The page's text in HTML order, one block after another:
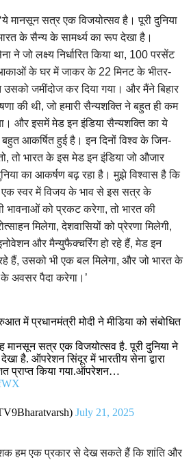
मानसून सत्र एक विजयोत्सव है। पूरी दुनिया
के सैन्य के सामर्थ्य का रूप देखा है।
ने जो लक्ष्य निर्धारित किया था, 100 परसेंट
के घर में जाकर के 22 मिनट के भीतर-
जमींदोज कर दिया गया। और मैंने बिहार
की थी, जो हमारी सैन्यशक्ति ने बहुत ही कम
और इसमें मेड इन इंडिया सैन्यशक्ति का ये
आकर्षित हुई है। इन दिनों विश्व के जिन-
तो भारत के इस मेड इन इंडिया जो औजार
का आकर्षण बढ़ रहा है। मुझे विश्वास है कि
स्वर में विजय के भाव से इस सत्र के
भावनाओं को प्रकट करेगा, तो भारत की
मिलेगा, देशवासियों को प्रेरणा मिलेगी,
और मैन्युफैक्चरिंग हो रहे हैं, मेड इन
हैं, उसको भी एक बल मिलेगा, और जो भारत के
के अवसर पैदा करेगा।’
में प्रधानमंत्री मोदी ने मीडिया को संबोधित
मानसून सत्र एक विजयोत्सव है. पूरी दुनिया ने
है. ऑपरेशन सिंदूर में भारतीय सेना द्वारा
प्राप्त किया गया.ऑपरेशन…
July 21, 2025
हम एक प्रकार से देख सकते हैं कि शांति और